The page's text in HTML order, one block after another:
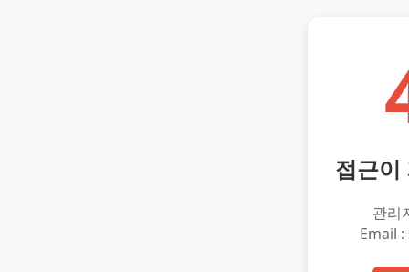
접근이
관리
Email